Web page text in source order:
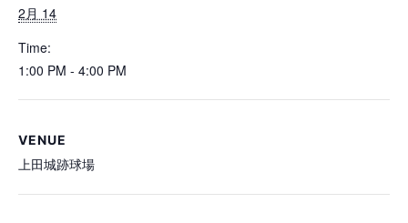
2月 14
Time:
1:00 PM - 4:00 PM
VENUE
上田城跡球場